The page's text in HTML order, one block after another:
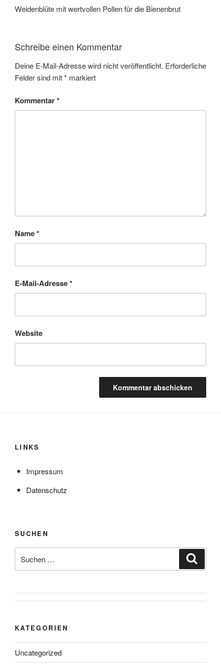
Weidenblüte mit wertvollen Pollen für die Bienenbrut
Schreibe einen Kommentar
Deine E-Mail-Adresse wird nicht veröffentlicht. Erforderliche
Felder sind mit* markiert
Kommentar*
Name*
E-Mail-Adresse*
Website
LINKS
Impressum
Datenschutz
SUCHEN
nach:
KATEGORIEN
Uncategorized